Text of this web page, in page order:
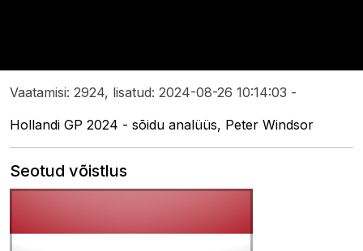
Vaatamisi: 2924, lisatud: 2024-08-26 10:14:03 -
Hollandi GP 2024 - sõidu analüüs, Peter Windsor
Seotud võistlus